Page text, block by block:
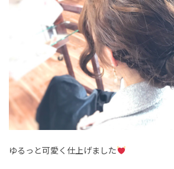
ゆるっと可愛く仕上げました